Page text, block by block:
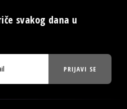
svakog dana u
PRIJAVI SE